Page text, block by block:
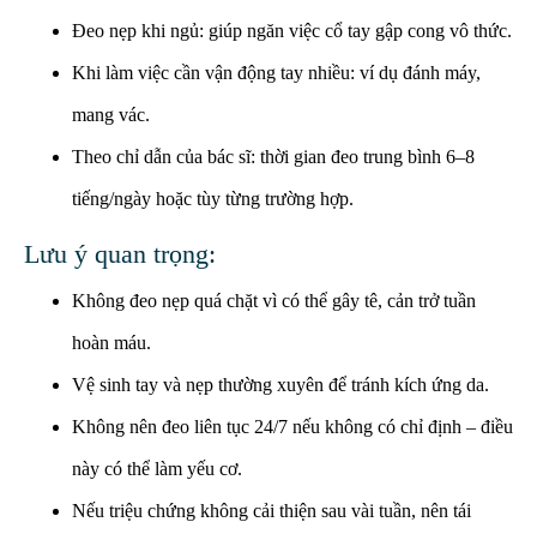
Đeo nẹp khi ngủ: giúp ngăn việc cổ tay gập cong vô thức.
Khi làm việc cần vận động tay nhiều: ví dụ đánh máy,
mang vác.
Theo chỉ dẫn của bác sĩ: thời gian đeo trung bình 6–8
tiếng/ngày hoặc tùy từng trường hợp.
Lưu ý quan trọng:
Không đeo nẹp quá chặt vì có thể gây tê, cản trở tuần
hoàn máu.
Vệ sinh tay và nẹp thường xuyên để tránh kích ứng da.
Không nên đeo liên tục 24/7 nếu không có chỉ định – điều
này có thể làm yếu cơ.
Nếu triệu chứng không cải thiện sau vài tuần, nên tái